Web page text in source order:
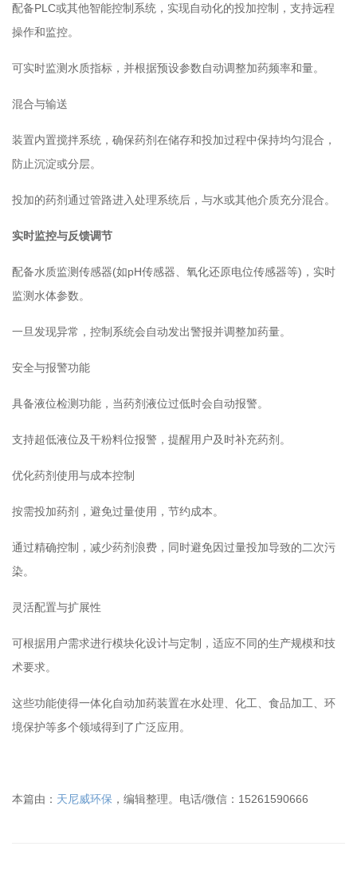
配备PLC或其他智能控制系统，实现自动化的投加控制，支持远程
操作和监控。
可实时监测水质指标，并根据预设参数自动调整加药频率和量。
混合与输送
装置内置搅拌系统，确保药剂在储存和投加过程中保持均匀混合，
防止沉淀或分层。
投加的药剂通过管路进入处理系统后，与水或其他介质充分混合。
实时监控与反馈调节
配备水质监测传感器(如pH传感器、氧化还原电位传感器等)，实时
监测水体参数。
一旦发现异常，控制系统会自动发出警报并调整加药量。
安全与报警功能
具备液位检测功能，当药剂液位过低时会自动报警。
支持超低液位及干粉料位报警，提醒用户及时补充药剂。
优化药剂使用与成本控制
按需投加药剂，避免过量使用，节约成本。
通过精确控制，减少药剂浪费，同时避免因过量投加导致的二次污
染。
灵活配置与扩展性
可根据用户需求进行模块化设计与定制，适应不同的生产规模和技
术要求。
这些功能使得一体化自动加药装置在水处理、化工、食品加工、环
境保护等多个领域得到了广泛应用。
本篇由： 天尼威环保 ，编辑整理。电话/微信：15261590666